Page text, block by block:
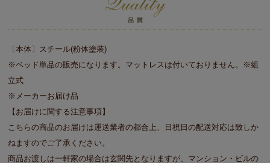
〔本体〕スチール(粉体塗装)
※ベッド単品の販売になります。マットレスは付いておりません。
※組
立式
※メーカーお届け品
【お届けに関する注意事項】
こちらの商品のお届けは運送業者の都合上、日祝日の配送対応は致しか
ねますのでご了承ください。
商品お渡しは一軒家の場合は玄関先となりますが、マンション・ビルの